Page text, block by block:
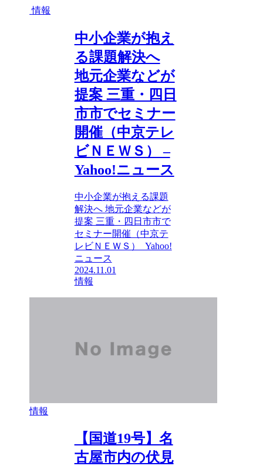
情報
中小企業が抱え
る課題解決へ
地元企業などが
提案 三重・四日
市市でセミナー
開催（中京テレ
ビＮＥＷＳ） –
Yahoo!ニュース
中小企業が抱える課題
解決へ 地元企業などが
提案 三重・四日市市で
セミナー開催（中京テ
レビＮＥＷＳ） Yahoo!
ニュース
2024.11.01
情報
情報
【国道19号】名
古屋市内の伏見